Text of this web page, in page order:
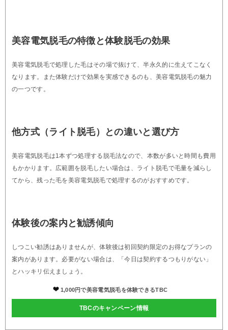
美容電気脱毛の特徴と体験脱毛の効果
美容電気脱毛で処理した毛はその場で抜けて、半永久的に生えてこなく
なります。また体験だけで効果を実感できるのも、美容電気脱毛の魅力
の一つです。
他方式（ライト脱毛）との違いと選び方
美容電気脱毛は1本ずつ処理する脱毛法なので、本数が多いと時間も費用
もかかります。広範囲を脱毛したい場合は、ライト脱毛で毛量を減らし
てから、残った毛を美容電気脱毛で処理するのがおすすめです。
体験後の案内と勧誘傾向
しつこい勧誘はありませんが、体験後は初回契約限定のお得なプランの
案内があります。必要がない場合は、「今日は契約するつもりがない」
とハッキリ伝えましょう。
1,000円で美容電気脱毛を体験できるTBC
TBCのキャンペーン情報